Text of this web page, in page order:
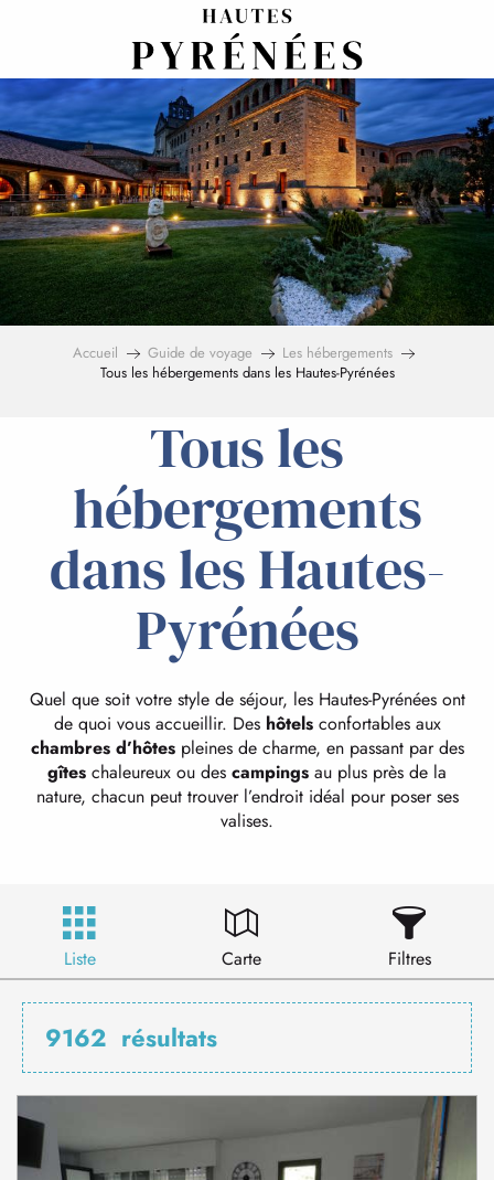
principal
Accueil Guide de voyage
Les hébergements
Tous les hébergements dans les Hautes-Pyrénées
Tous les
hébergements
dans les Hautes-
Pyrénées
Quel que soit votre style de séjour, les Hautes-Pyrénées ont
de quoi vous accueillir. Des hôtelsconfortables aux
chambres d’hôtespleines de charme, en passant par des
gîtes chaleureux ou des campings au plus près de la
nature, chacun peut trouver l’endroit idéal pour poser ses
valises.
Liste Carte Filtres
9162 résultats